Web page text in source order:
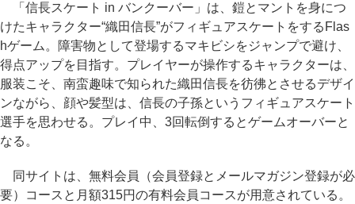
「信長スケート in バンクーバー」は、鎧とマントを身につ
けたキャラクター“織田信長”がフィギュアスケートをするFlas
hゲーム。障害物として登場するマキビシをジャンプで避け、
得点アップを目指す。プレイヤーが操作するキャラクターは、
服装こそ、南蛮趣味で知られた織田信長を彷彿とさせるデザイ
ンながら、顔や髪型は、信長の子孫というフィギュアスケート
選手を思わせる。プレイ中、3回転倒するとゲームオーバーと
なる。
同サイトは、無料会員（会員登録とメールマガジン登録が必
要）コースと月額315円の有料会員コースが用意されている。